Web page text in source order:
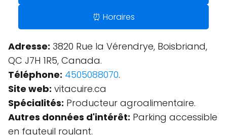
⏰ Horaires
Adresse: 3820 Rue la Vérendrye, Boisbriand,
QC J7H 1R5, Canada.
Téléphone: 4505088070.
Site web: vitacuire.ca
Spécialités: Producteur agroalimentaire.
Autres données d'intérêt: Parking accessible
en fauteuil roulant.